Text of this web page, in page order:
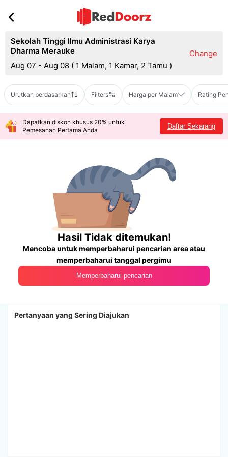
Sekolah Tinggi Ilmu Administrasi Karya
Dharma Merauke
Aug 07 - Aug 08 ( 1 Malam, 1 Kamar, 2 Tamu )
Change
Urutkan berdasarkan Filters Harga per Malam Rating
Dapatkan diskon khusus 20% untuk
Pemesanan Pertama Anda
Daftar Sekarang
Hasil Tidak ditemukan!
Mencoba untuk memperbaharui pencarian area atau
memperbaharui tanggal pergimu
Memperbaharui pencarian
Pertanyaan yang Sering Diajukan